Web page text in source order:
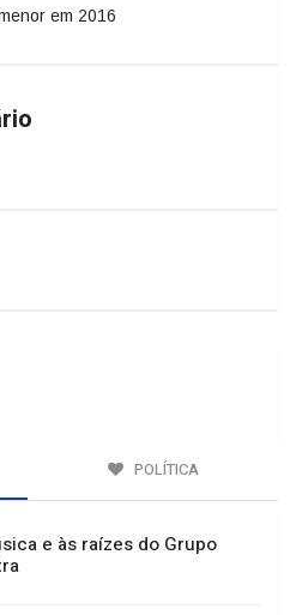
em 2016
POLÍTICA
e às raízes do Grupo